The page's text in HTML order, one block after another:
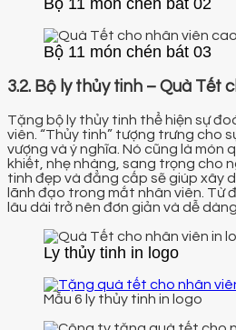
Bộ 11 món chén bát 03
3.2. Bộ ly thủy tinh – Quà Tết
Tặng bộ ly thủy tinh thể hiện sự
viên. “Thủy tinh” tượng trưng cho
vượng và ý nghĩa. Nó cũng là món
khiết, nhẹ nhàng, sang trọng cho
tinh đẹp và đẳng cấp sẽ giúp xây
lãnh đạo trong mắt nhân viên. Từ
lâu dài trở nên đơn giản và dễ dàng
Ly thủy tinh in logo
Mẫu 6 ly thủy tinh in logo